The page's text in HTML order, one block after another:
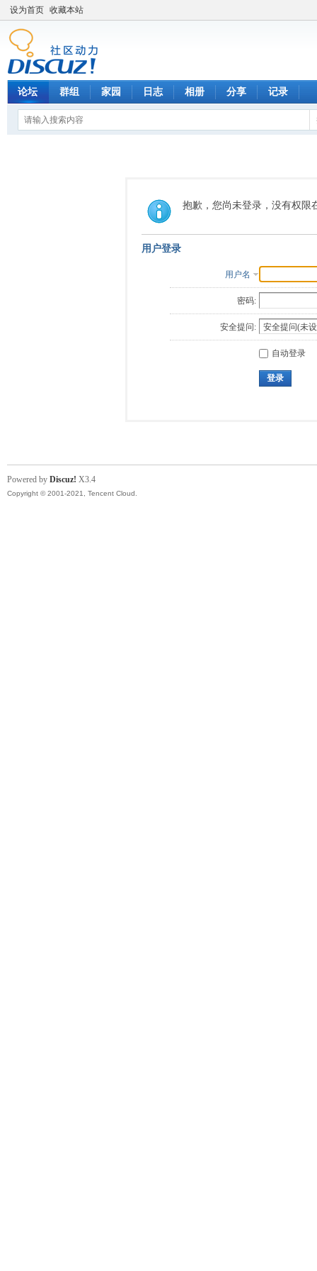
设为首页 收藏本站
论坛 群组 家园 日志 相册 分享 记录
抱歉，您尚未登录，没有权限
用户登录
用户名
密码:
安全提问:
自动登录
登录
Powered by Discuz! X3.4
Copyright © 2001-2021, Tencent Cloud.